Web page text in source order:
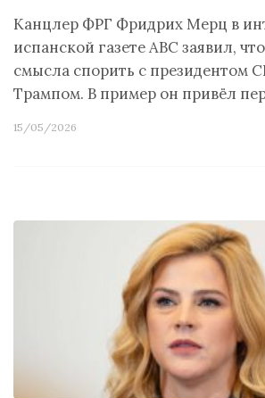
Канцлер ФРГ Фридрих Мерц в
испанской газете ABC заявил,
смысла спорить с президентом
Трампом. В пример он привёл
15/05/2026